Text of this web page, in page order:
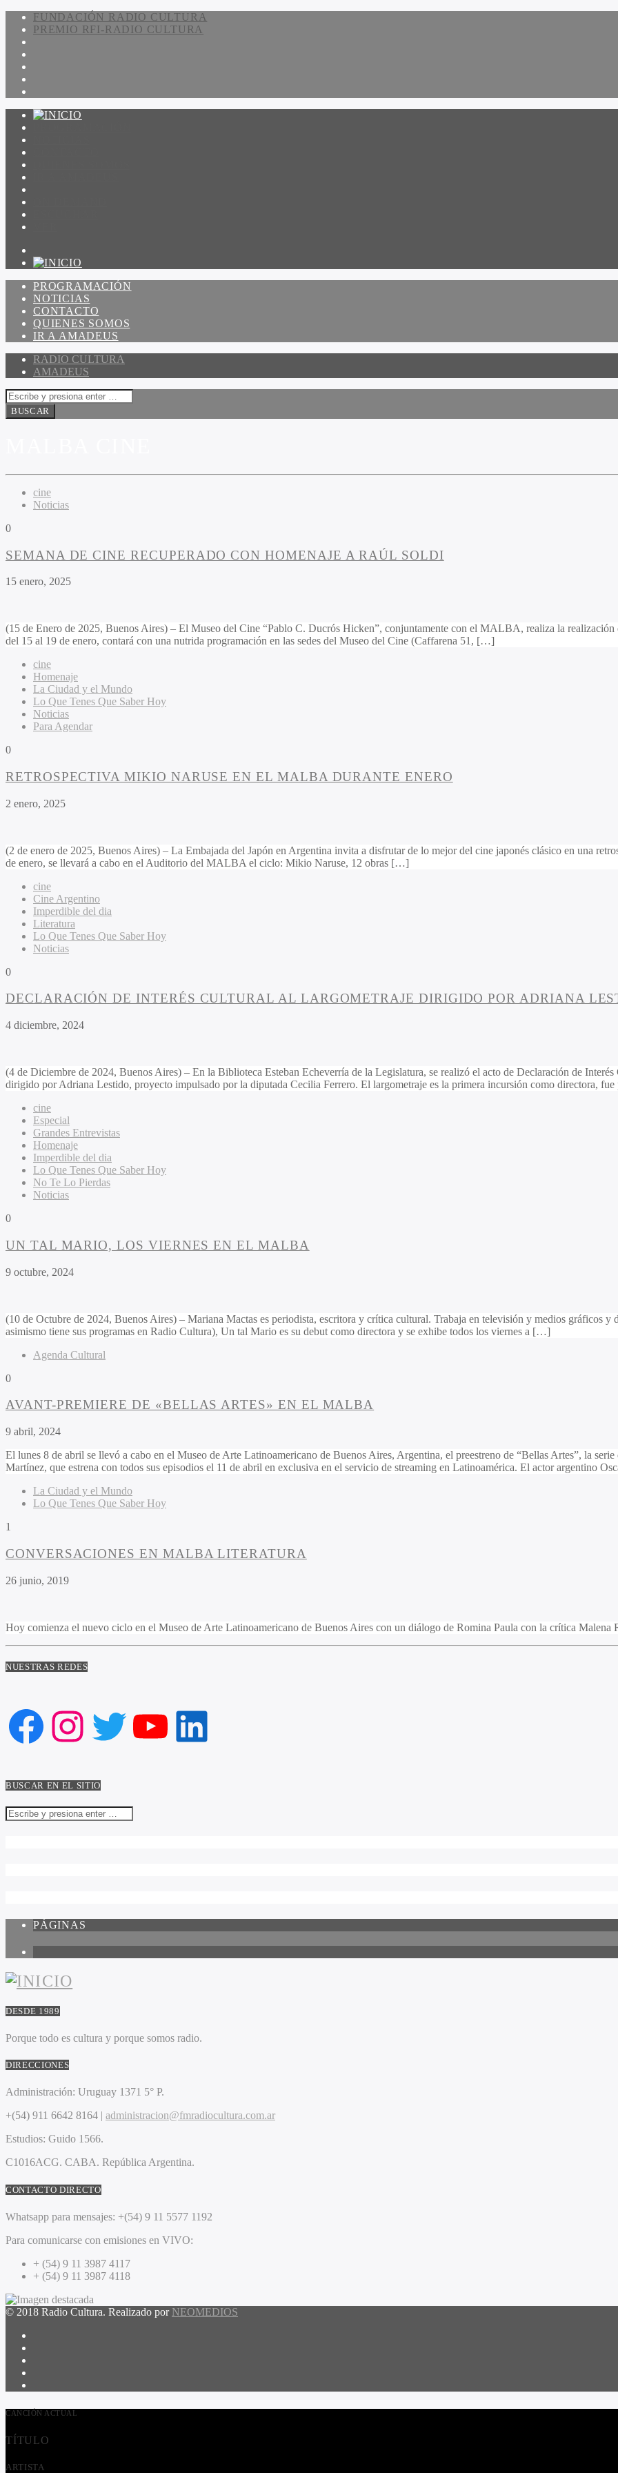
FUNDACIÓN RADIO CULTURA
PREMIO RFI-RADIO CULTURA
PROGRAMACIÓN
NOTICIAS
CONTACTO
QUIENES SOMOS
IR A AMADEUS
RADIO CULTURA
AMADEUS
cine
Noticias
0
SEMANA DE CINE RECUPERADO CON HOMENAJE A RAÚL SOLDI
15 enero, 2025
(15 de Enero de 2025, Buenos Aires) – El Museo del Cine “Pablo C. Ducrós Hicken”, conjuntamente con el MALBA, realiza la
del 15 al 19 de enero, contará con una nutrida programación en las sedes del Museo del Cine (Caffarena 51, […]
cine
Homenaje
La Ciudad y el Mundo
Lo Que Tenes Que Saber Hoy
Noticias
Para Agendar
0
RETROSPECTIVA MIKIO NARUSE EN EL MALBA DURANTE ENERO
2 enero, 2025
(2 de enero de 2025, Buenos Aires) – La Embajada del Japón en Argentina invita a disfrutar de lo mejor del cine japonés clásico en una
de enero, se llevará a cabo en el Auditorio del MALBA el ciclo: Mikio Naruse, 12 obras […]
cine
Cine Argentino
Imperdible del dia
Literatura
Lo Que Tenes Que Saber Hoy
Noticias
0
DECLARACIÓN DE INTERÉS CULTURAL AL LARGOMETRAJE DIRIGIDO POR ADRIANA
4 diciembre, 2024
(4 de Diciembre de 2024, Buenos Aires) – En la Biblioteca Esteban Echeverría de la Legislatura, se realizó el acto de Declaración de
dirigido por Adriana Lestido, proyecto impulsado por la diputada Cecilia Ferrero. El largometraje es la primera incursión como directora,
cine
Especial
Grandes Entrevistas
Homenaje
Imperdible del dia
Lo Que Tenes Que Saber Hoy
No Te Lo Pierdas
Noticias
0
UN TAL MARIO, LOS VIERNES EN EL MALBA
9 octubre, 2024
(10 de Octubre de 2024, Buenos Aires) – Mariana Mactas es periodista, escritora y crítica cultural. Trabaja en televisión y medios gráficos
asimismo tiene sus programas en Radio Cultura), Un tal Mario es su debut como directora y se exhibe todos los viernes a […]
Agenda Cultural
0
AVANT-PREMIERE DE «BELLAS ARTES» EN EL MALBA
9 abril, 2024
El lunes 8 de abril se llevó a cabo en el Museo de Arte Latinoamericano de Buenos Aires, Argentina, el preestreno de “Bellas Artes”, la
Martínez, que estrena con todos sus episodios el 11 de abril en exclusiva en el servicio de streaming en Latinoamérica. El actor argentino
La Ciudad y el Mundo
Lo Que Tenes Que Saber Hoy
1
CONVERSACIONES EN MALBA LITERATURA
26 junio, 2019
Hoy comienza el nuevo ciclo en el Museo de Arte Latinoamericano de Buenos Aires con un diálogo de Romina Paula con la crítica Malena
NUESTRAS REDES
Facebook
Instagram
Twitter
YouTube
LinkedIn
BUSCAR EN EL SITIO
PÁGINAS
DESDE 1989
Porque todo es cultura y porque somos radio.
DIRECCIONES
Administración: Uruguay 1371 5° P.
+(54) 911 6642 8164 | administracion@fmradiocultura.com.ar
Estudios: Guido 1566.
C1016ACG. CABA. República Argentina.
CONTACTO DIRECTO
Whatsapp para mensajes: +(54) 9 11 5577 1192
Para comunicarse con emisiones en VIVO:
+ (54) 9 11 3987 4117
+ (54) 9 11 3987 4118
© 2018 Radio Cultura. Realizado por NEOMEDIOS
CANCIÓN ACTUAL
TÍTULO
ARTISTA